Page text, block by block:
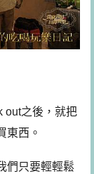
out之後，就把
東西。
們只要輕輕鬆